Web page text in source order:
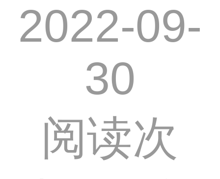
2022-09-
30
阅读次